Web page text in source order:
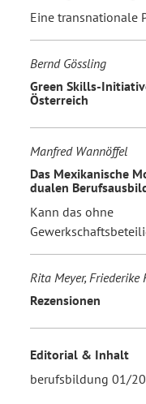
Eine transnationale
Bernd Gössling
Green Skills-
Österreich
Manfred Wannöffel
Das Mexikanische
dualen
Kann das ohne
Rita Meyer, Friederike
Rezensionen
Editorial & Inhalt
berufsbildung 01/